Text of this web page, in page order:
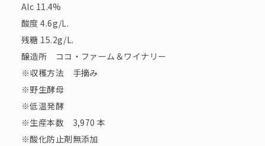
Alc 11.4%
酸度 4.6g/L.
残糖 15.2g/L.
醸造所 ココ・ファーム＆ワイナリー
※収穫方法 手摘み
※野生酵母
※低温発酵
※生産本数 3,970 本
※酸化防止剤無添加